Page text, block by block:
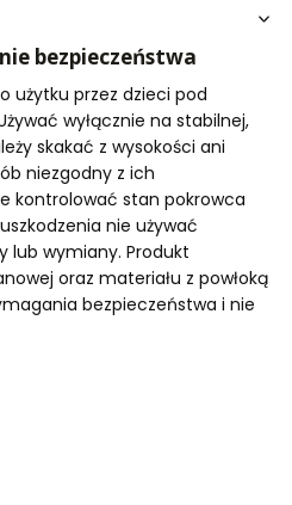
bezpieczeństwa
użytku przez dzieci pod
wyłącznie na stabilnej,
skakać z wysokości ani
niezgodny z ich
kontrolować stan pokrowca
nie używać
lub wymiany. Produkt
oraz materiału z powłoką
bezpieczeństwa i nie